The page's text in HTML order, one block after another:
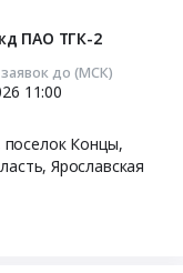
ПАО ТГК-2
до (МСК)
11:00
г. Вологда;г. Ярославль;Кировский район, поселок Концы,
, Ярославская